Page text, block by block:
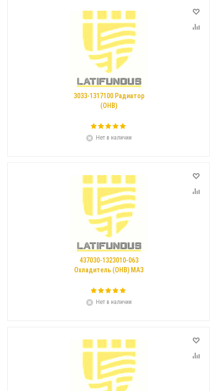
3033-1317100 Радиатор
(ОНВ)
Нет в наличии
437030-1323010-063
Охладитель (ОНВ) МАЗ
Нет в наличии